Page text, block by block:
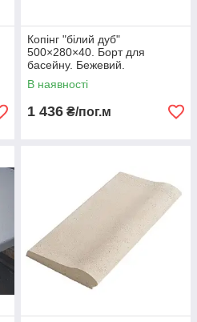
Копінг "білий дуб"
500×280×40. Борт для
басейну. Бежевий.
В наявності
1 436 ₴/пог.м